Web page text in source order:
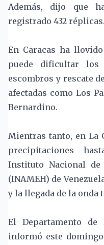
Además, dijo que
registrado 432 réplicas.
En Caracas ha
puede dificultar los
escombros y rescate
afectadas como Los
Bernardino.
Mientras tanto, en La
precipitaciones
Instituto Nacional
(INAMEH) de
y la llegada de la onda
El Departamento de
informó este